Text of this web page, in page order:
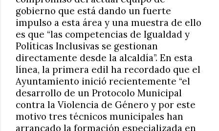
gobierno que está dando un fuerte
impulso a esta área y una muestra de ello
es que “las competencias de Igualdad y
Políticas Inclusivas se gestionan
directamente desde la alcaldía”. En esta
línea, la primera edil ha recordado que el
Ayuntamiento inició recientemente “el
desarrollo de un Protocolo Municipal
contra la Violencia de Género y por este
motivo tres técnicos municipales han
arrancado la formación especializada en